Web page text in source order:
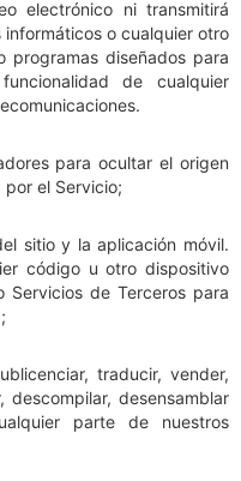
electrónico ni transmitirá
o cualquier otro
diseñados para
de cualquier
para ocultar el origen
el Servicio;
sitio y la aplicación móvil.
código u otro dispositivo
Servicios de Terceros para
traducir, vender,
descompilar, desensamblar
parte de nuestros